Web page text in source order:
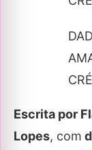
Escrita por
Lopes, com